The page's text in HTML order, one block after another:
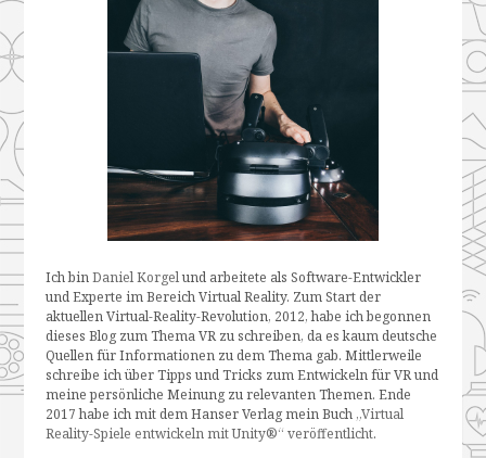
Ich binDaniel Korgelund arbeitete als Software-Entwickler
und Experte im Bereich Virtual Reality. Zum Start der
aktuellen Virtual-Reality-Revolution, 2012, habe ich begonnen
dieses Blog zum Thema VR zu schreiben, da es kaum deutsche
Quellen für Informationen zu dem Thema gab. Mittlerweile
schreibe ich über Tipps und Tricks zum Entwickeln für VR und
meine persönliche Meinung zu relevanten Themen. Ende
2017 habe ich mit dem Hanser Verlag mein Buch „Virtual
Reality-Spiele entwickeln mit Unity®“ veröffentlicht.